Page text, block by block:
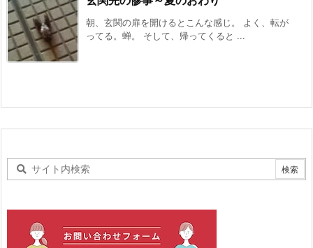
朝、玄関の扉を開けるとこんな感じ。 よく、転が
ってる。蝉。 そして、帰ってくると ...